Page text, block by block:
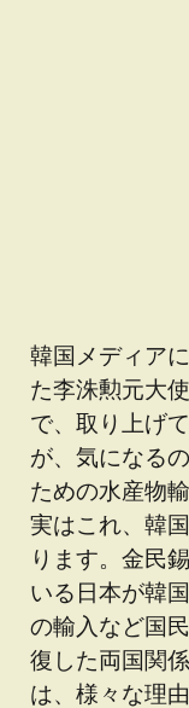
韓国メディア
た李洙勲元大
で、取り上げ
が、気になる
ための水産物
実はこれ、韓
ります。金民
いる日本が韓
の輸入など国
復した両国関
は、様々な理